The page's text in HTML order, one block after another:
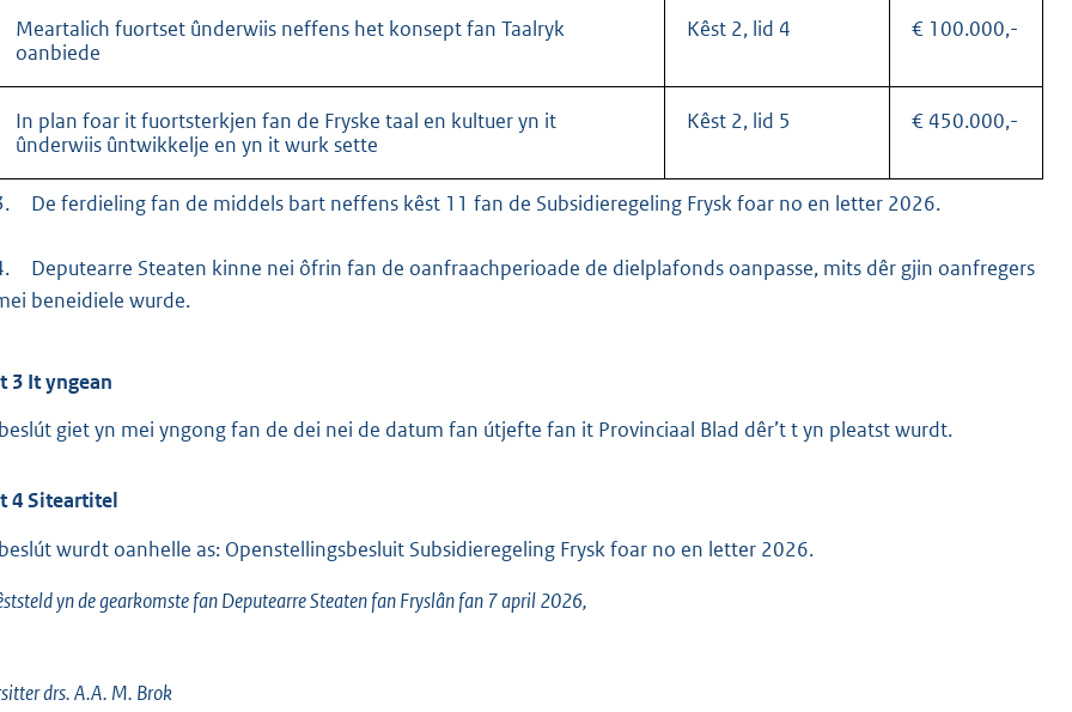
Meartalich fuortset ûnderwiis neffens het konsept fan Taalryk
oanbiede
Kêst 2, lid 4 € 100.000,-
In plan foar it fuortsterkjen fan de Fryske taal en kultuer yn it
ûnderwiis ûntwikkelje en yn it wurk sette
Kêst 2, lid 5 € 450.000,-
De ferdieling fan de middels bart neffens kêst 11 fan de Subsidieregeling Frysk foar no en letter 2026.
Deputearre Steaten kinne nei ôfrin fan de oanfraachperioade de dielplafonds oanpasse, mits dêr gjin oanfregers
beneidiele wurde.
3 It yngean
giet yn mei yngong fan de dei nei de datum fan útjefte fan it Provinciaal Blad dêr’t t yn pleatst wurdt.
4Siteartitel
wurdt oanhelle as: Openstellingsbesluit Subsidieregeling Frysk foar no en letter 2026.
yn de gearkomste fan Deputearre Steaten fan Fryslân fan 7 april 2026,
drs. A.A. M. Brok